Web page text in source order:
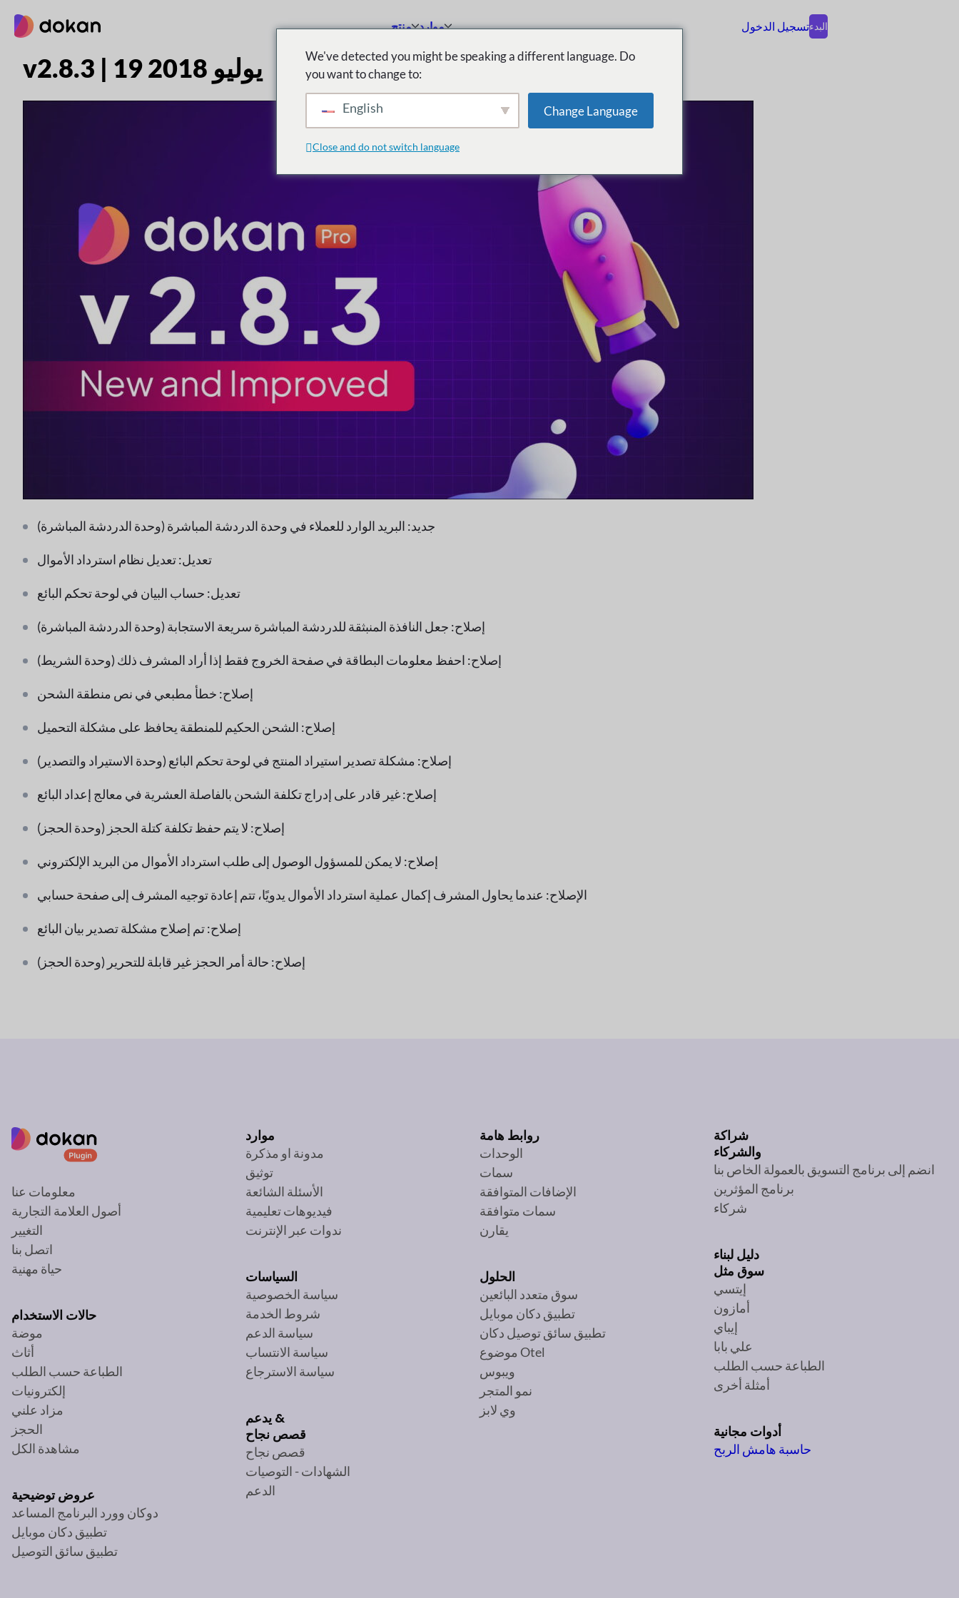
إلى
منتج موارد تسجيل الدخولالبدء
v2.8.3 | 19 يوليو 2018
جديد: البريد الوارد للعملاء في وحدة الدردشة المباشرة (وحدة الدردشة المباشرة)
تعديل: تعديل نظام استرداد الأموال
تعديل: حساب البيان في لوحة تحكم البائع
إصلاح: جعل النافذة المنبثقة للدردشة المباشرة سريعة الاستجابة (وحدة الدردشة المباشرة)
إصلاح: احفظ معلومات البطاقة في صفحة الخروج فقط إذا أراد المشرف ذلك (وحدة الشريط)
إصلاح: خطأ مطبعي في نص منطقة الشحن
إصلاح: الشحن الحكيم للمنطقة يحافظ على مشكلة التحميل
إصلاح: مشكلة تصدير استيراد المنتج في لوحة تحكم البائع (وحدة الاستيراد والتصدير)
إصلاح: غير قادر على إدراج تكلفة الشحن بالفاصلة العشرية في معالج إعداد البائع
إصلاح: لا يتم حفظ تكلفة كتلة الحجز (وحدة الحجز)
إصلاح: لا يمكن للمسؤول الوصول إلى طلب استرداد الأموال من البريد الإلكتروني
الإصلاح: عندما يحاول المشرف إكمال عملية استرداد الأموال يدويًا، تتم إعادة توجيه المشرف إلى صفحة حسابي
إصلاح: تم إصلاح مشكلة تصدير بيان البائع
إصلاح: حالة أمر الحجز غير قابلة للتحرير (وحدة الحجز)
معلومات عنا
أصول العلامة التجارية
التغيير
اتصل بنا
حياة مهنية
حالات الاستخدام
موضة
أثاث
الطباعة حسب الطلب
إلكترونيات
مزاد علني
الحجز
مشاهدة الكل
عروض توضيحية
دوكان وورد البرنامج المساعد
تطبيق دكان موبايل
تطبيق سائق التوصيل
موارد
مدونة او مذكرة
توثيق
الأسئلة الشائعة
فيديوهات تعليمية
ندوات عبر الإنترنت
السياسات
سياسة الخصوصية
شروط الخدمة
سياسة الدعم
سياسة الانتساب
سياسة الاسترجاع
يدعم &
قصص نجاح
قصص نجاح
الشهادات - التوصيات
الدعم
روابط هامة
الوحدات
سمات
الإضافات المتوافقة
سمات متوافقة
يقارن
الحلول
سوق متعدد البائعين
تطبيق دكان موبايل
تطبيق سائق توصيل دكان
موضوع Otel
ويبوس
نمو المتجر
وي لابز
شراكة
والشركاء
انضم إلى برنامج التسويق بالعمولة الخاص بنا
برنامج المؤثرين
شركاء
دليل لبناء
سوق مثل
إيتسي
أمازون
إيباي
علي بابا
الطباعة حسب الطلب
أمثلة أخرى
أدوات مجانية
حاسبة هامش الربح
We've detected you might be speaking a different language. Do
you want to change to:
English Change Language
Close and do not switch language